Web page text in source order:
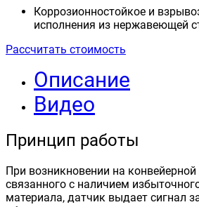
Коррозионностойкое и
исполнения из нержавеющей
Рассчитать стоимость
Описание
Видео
Принцип работы
При возникновении на конвейерной
связанного с наличием
материала, датчик выдает сигнал